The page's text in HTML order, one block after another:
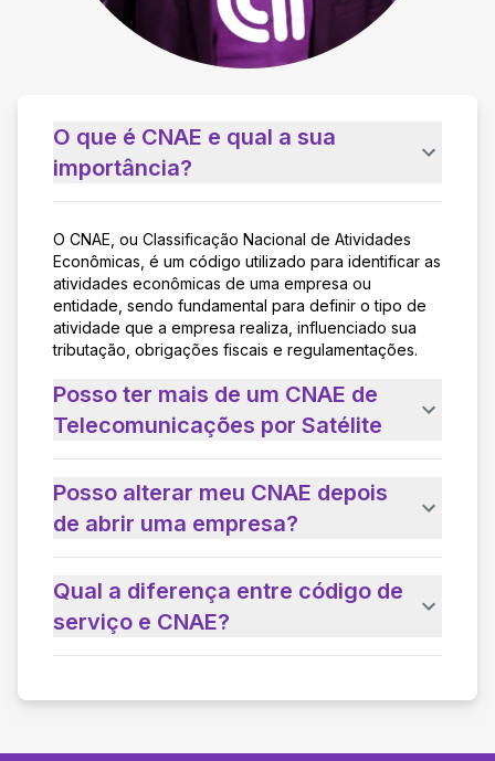
O que é CNAE e qual a sua
importância?
O CNAE, ou Classificação Nacional de Atividades
Econômicas, é um código utilizado para identificar as
atividades econômicas de uma empresa ou
entidade, sendo fundamental para definir o tipo de
atividade que a empresa realiza, influenciado sua
tributação, obrigações fiscais e regulamentações.
Posso ter mais de um CNAE de
Telecomunicações por Satélite
Posso alterar meu CNAE depois
de abrir uma empresa?
Qual a diferença entre código de
serviço e CNAE?